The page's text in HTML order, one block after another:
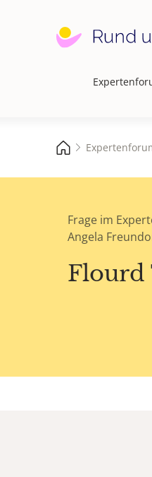
Hauptnavigation
Frage im
Angela
Flourd